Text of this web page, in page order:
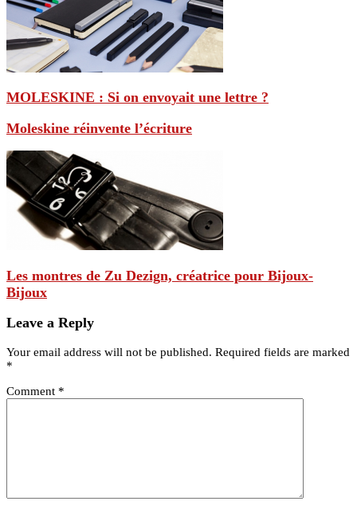
MOLESKINE : Si on envoyait une lettre ?
Moleskine réinvente l’écriture
Les montres de Zu Dezign, créatrice pour Bijoux-
Bijoux
Leave a Reply
Your email address will not be published. Required fields are marked
*
Comment *